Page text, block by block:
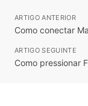
ARTIGO ANTERIOR
Como conectar
ARTIGO SEGUINTE
Como pressionar